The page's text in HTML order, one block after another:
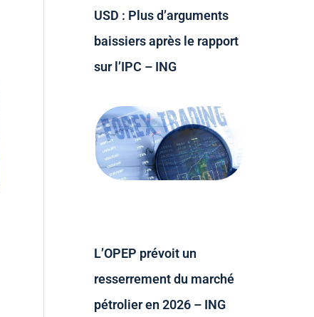
USD : Plus d’arguments
baissiers après le rapport
sur l’IPC – ING
L’OPEP prévoit un
resserrement du marché
pétrolier en 2026 – ING